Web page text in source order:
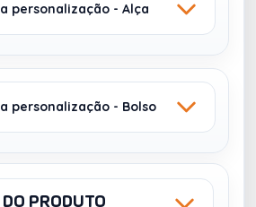
2774
personalização - Alça
28 X
MOCHILA -
CORES: 4 - 28 X
personalização - Bolso
PRODUTO